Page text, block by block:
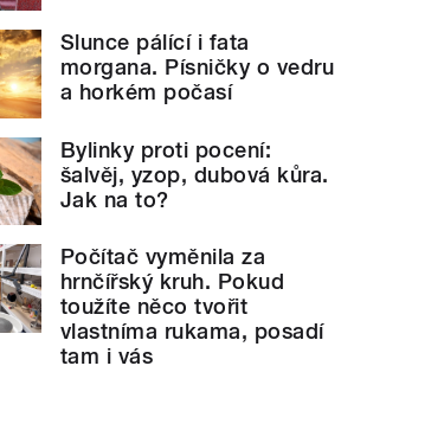
Slunce pálící i fata
morgana. Písničky o vedru
a horkém počasí
Bylinky proti pocení:
šalvěj, yzop, dubová kůra.
Jak na to?
Počítač vyměnila za
hrnčířský kruh. Pokud
toužíte něco tvořit
vlastníma rukama, posadí
tam i vás